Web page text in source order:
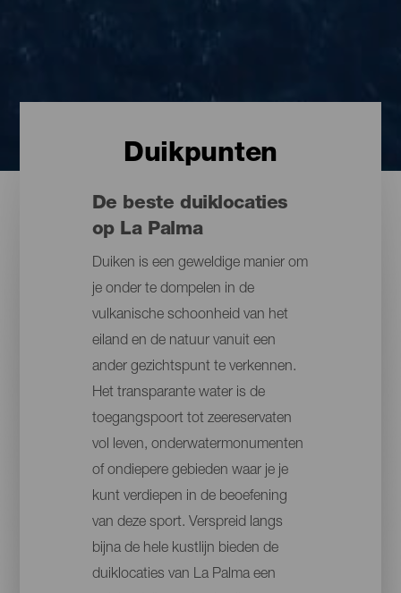
Duikpunten
De beste duiklocaties
op La Palma
Duiken is een geweldige manier om
je onder te dompelen in de
vulkanische schoonheid van het
eiland en de natuur vanuit een
ander gezichtspunt te verkennen.
Het transparante water is de
toegangspoort tot zeereservaten
vol leven, onderwatermonumenten
of ondiepere gebieden waar je je
kunt verdiepen in de beoefening
van deze sport. Verspreid langs
bijna de hele kustlijn bieden de
duiklocaties van La Palma een